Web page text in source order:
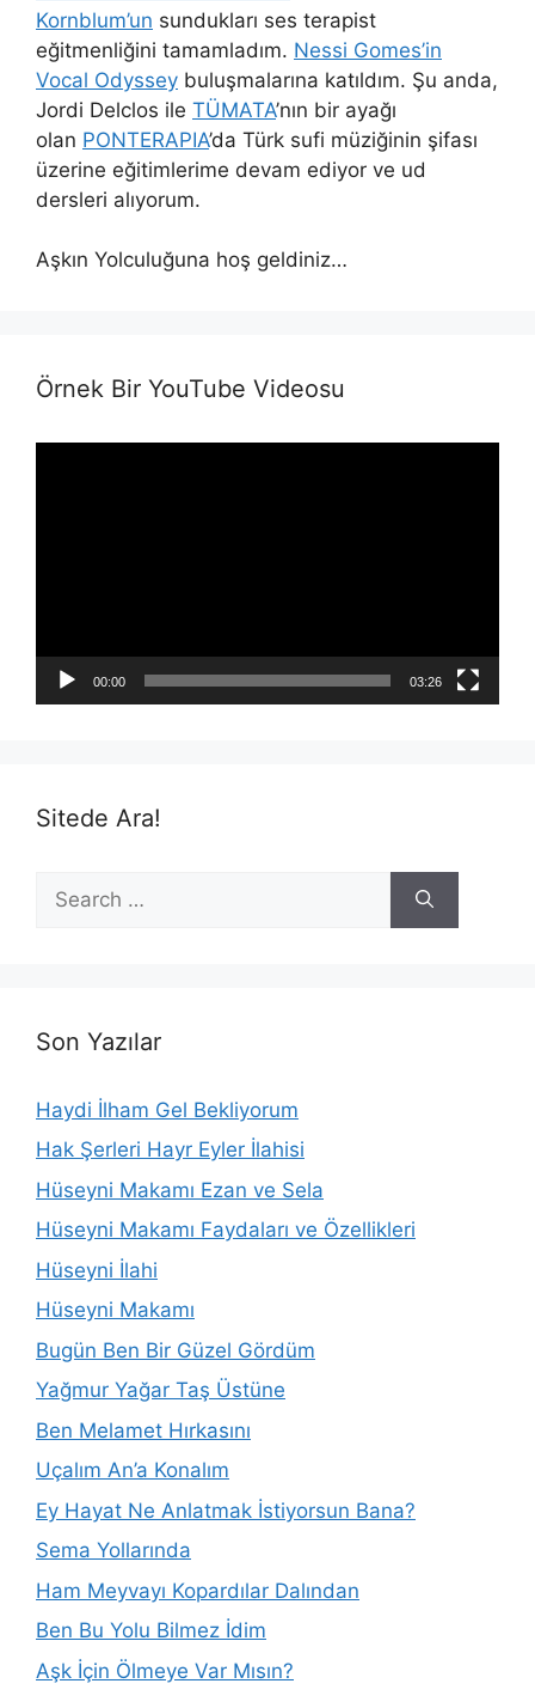
Kornblum’un sundukları ses terapist
eğitmenliğini tamamladım. Nessi Gomes’in
Vocal Odyssey buluşmalarına katıldım. Şu anda,
Jordi Delclos ile TÜMATA’nın bir ayağı
olan PONTERAPIA’da Türk sufi müziğinin şifası
üzerine eğitimlerime devam ediyor ve ud
dersleri alıyorum.
Aşkın Yolculuğuna hoş geldiniz…
Örnek Bir YouTube Videosu
00:00 03:26
Sitede Ara!
for:
Son Yazılar
Haydi İlham Gel Bekliyorum
Hak Şerleri Hayr Eyler İlahisi
Hüseyni Makamı Ezan ve Sela
Hüseyni Makamı Faydaları ve Özellikleri
Hüseyni İlahi
Hüseyni Makamı
Bugün Ben Bir Güzel Gördüm
Yağmur Yağar Taş Üstüne
Ben Melamet Hırkasını
Uçalım An’a Konalım
Ey Hayat Ne Anlatmak İstiyorsun Bana?
Sema Yollarında
Ham Meyvayı Kopardılar Dalından
Ben Bu Yolu Bilmez İdim
Aşk İçin Ölmeye Var Mısın?